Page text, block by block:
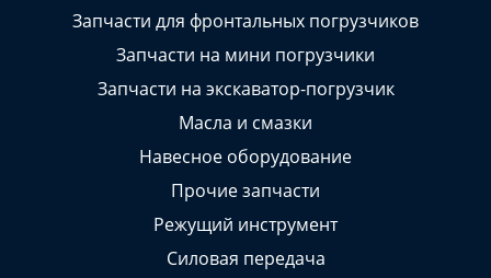
Запчасти для фронтальных погрузчиков
Запчасти на мини погрузчики
Запчасти на экскаватор-погрузчик
Масла и смазки
Навесное оборудование
Прочие запчасти
Режущий инструмент
Силовая передача